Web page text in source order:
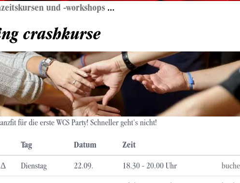
und -workshops ...
crashkurse
für die erste WCS Party! Schneller geht's nicht!
Tag Datum Zeit
∆ Dienstag 22.09. 18.30 - 20.00 Uhr